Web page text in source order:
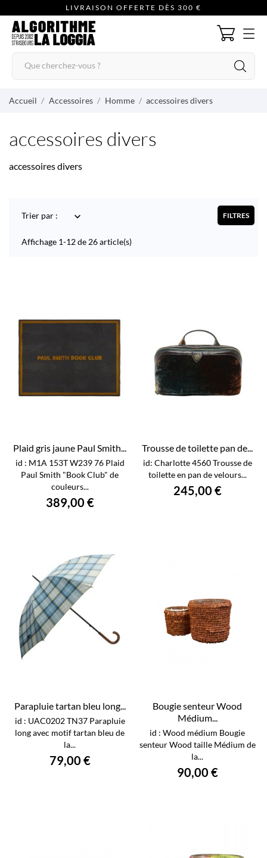
LIVRAISON OFFERTE DÈS 300 €
Accueil Accessoires Homme accessoires divers
accessoires divers
accessoires divers
Trier par :  FILTRES
Affichage 1-12 de 26 article(s)
Plaid gris jaune Paul Smith...
id : M1A 153T W239 76 Plaid
Paul Smith "Book Club" de
couleurs...
389,00 €
Trousse de toilette pan de...
id: Charlotte 4560 Trousse de
toilette en pan de velours...
245,00 €
Parapluie tartan bleu long...
id : UAC0202 TN37 Parapluie
long avec motif tartan bleu de
la...
79,00 €
Bougie senteur Wood
Médium...
id : Wood médium Bougie
senteur Wood taille Médium de
la...
90,00 €